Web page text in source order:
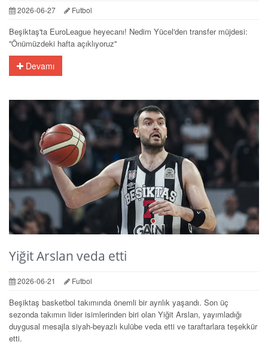
2026-06-27 Futbol
Beşiktaş'ta EuroLeague heyecanı! Nedim Yücel'den transfer müjdesi:
''Önümüzdeki hafta açıklıyoruz''
Devamı
Yiğit Arslan veda etti
2026-06-21 Futbol
Beşiktaş basketbol takımında önemli bir ayrılık yaşandı. Son üç
sezonda takımın lider isimlerinden biri olan Yiğit Arslan, yayımladığı
duygusal mesajla siyah-beyazlı kulübe veda etti ve taraftarlara teşekkür
etti.